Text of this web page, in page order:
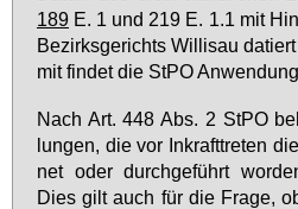
189E. 1 und 219 E. 1.1 mit
Be­zirks­ge­richts Wil­li­sau
mit fin­det die StPO
Nach Art. 448 Abs. 2 StPO
lun­gen, die vor In­kraft­tre­ten
net oder durch­ge­führt
Dies gilt auch für die Fra­ge,